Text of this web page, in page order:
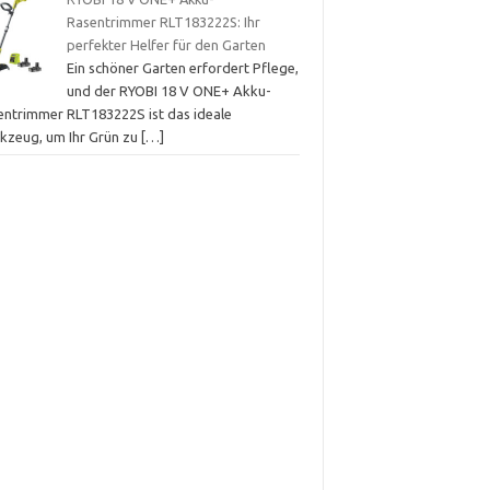
Rasentrimmer RLT183222S: Ihr
perfekter Helfer für den Garten
Ein schöner Garten erfordert Pflege,
und der RYOBI 18 V ONE+ Akku-
RLT183222S ist das ideale
um Ihr Grün zu
[…]